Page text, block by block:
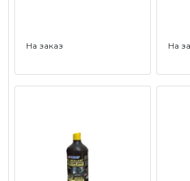
На заказ На